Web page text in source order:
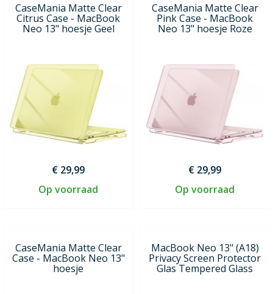
CaseMania Matte Clear
Citrus Case - MacBook
Neo 13" hoesje Geel
€ 29,99
Op voorraad
CaseMania Matte Clear
Pink Case - MacBook
Neo 13" hoesje Roze
€ 29,99
Op voorraad
CaseMania Matte Clear
Case - MacBook Neo 13"
hoesje
MacBook Neo 13" (A18)
Privacy Screen Protector
Glas Tempered Glass